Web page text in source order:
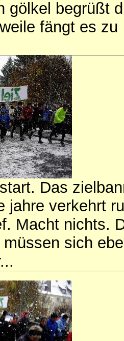
gölkel begrüßt
fängt es zu
Das
jahre verkehrt
Macht nichts.
sich